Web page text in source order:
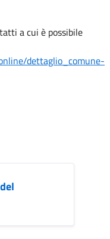
a cui è possibile
dettaglio_comune-